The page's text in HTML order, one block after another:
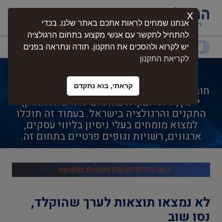
דרום המרכז ירושלים צפון
חובש קרבי / ביטחוני
חובש קרבי / ביטחוני הוא תחום מקצועי הכולל
ייעוץ, ליווי ובקרה בהתאם לדרישות החוק,
התקנים והרגולציה בישראל. בעמוד זה תוכלו
למצוא מומחים בעלי ניסיון בליווי עסקים,
ארגונים, רשויות וגופים פרטיים בתחום זה.
חקלאות
בטיחות
בריאות
לא נמצאו תוצאות לערך שהוקלד,
נסו שוב
אנחנו שמחים לראות אתכם באתר שלנו. בכדי
להתחיל לתקשר עם אנשי מקצוע בתחום הרגולציה
יש לקרוא ולהסכים את התקנון. תודה ונתראה בפנים
לקריאת התקנון
קראתי, בוא נתקדם
x